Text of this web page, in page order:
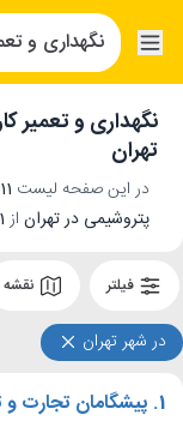
نگهداری و تعمیر
تهران
در این صفحه لیست
پتروشیمی در تهران از
فیلتر نقشه
در شهر تهران
1. پیشگامان تجارت و